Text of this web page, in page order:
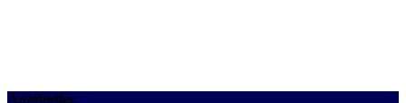
Autobutler